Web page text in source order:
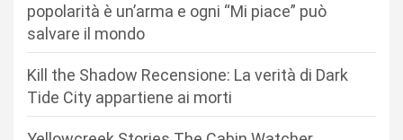
popolarità è un’arma e ogni “Mi piace” può
salvare il mondo
Kill the Shadow Recensione: La verità di Dark
Tide City appartiene ai morti